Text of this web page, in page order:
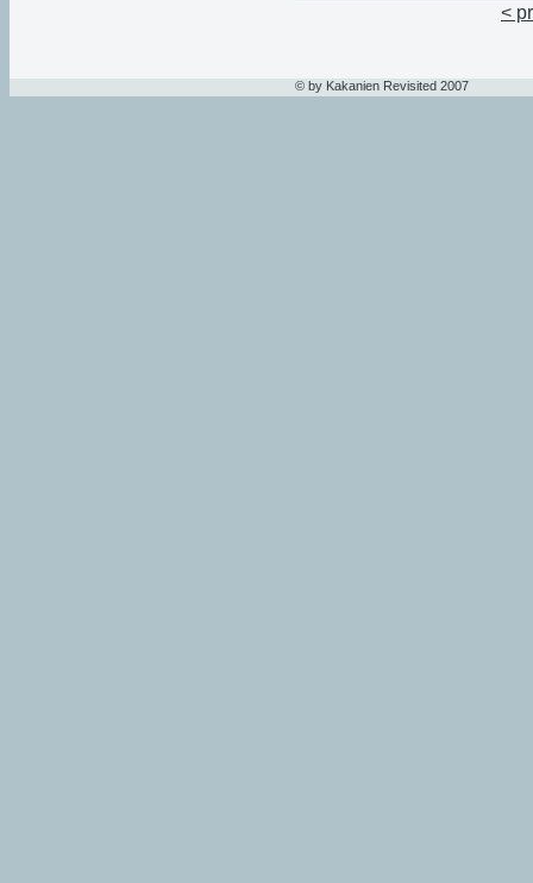
<
© by Kakanien Revisited 2007